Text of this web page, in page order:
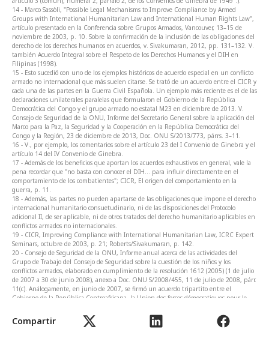
Compartir
14 - Marco Sassòli, "Possible Legal Mechanisms to Improve Compliance by Armed
Groups with International Humanitarian Law and International Human Rights Law",
artículo presentado en la Conferencia sobre Grupos Armados, Vancouver, 13–15 de
noviembre de 2003, p. 10. Sobre la confirmación de la inclusión de las obligaciones del
derecho de los derechos humanos en acuerdos, v. Sivakumaran, 2012, pp. 131–132. V.
también Acuerdo Integral sobre el Respeto de los Derechos Humanos y el DIH en
Filipinas (1998).
15 - Esto sucedió con uno de los ejemplos históricos de acuerdo especial en un conflicto
armado no internacional que más suelen citarse. Se trató de un acuerdo entre el CICR y
cada una de las partes en la Guerra Civil Española. Un ejemplo más reciente es el de las
declaraciones unilaterales paralelas que formularon el Gobierno de la República
Democrática del Congo y el grupo armado no estatal M23 en diciembre de 2013. V.
Consejo de Seguridad de la ONU, Informe del Secretario General sobre la aplicación del
Marco para la Paz, la Seguridad y la Cooperación en la República Democrática del
Congo y la Región, 23 de diciembre de 2013, Doc. ONU S/2013/773, párrs. 3–11.
16 - V., por ejemplo, los comentarios sobre el artículo 23 del I Convenio de Ginebra y el
artículo 14 del IV Convenio de Ginebra.
17 - Además de los beneficios que aportan los acuerdos exhaustivos en general, vale la
pena recordar que "no basta con conocer el DIH... para influir directamente en el
comportamiento de los combatientes"; CICR, El origen del comportamiento en la
guerra, p. 11.
18 - Además, las partes no pueden apartarse de las obligaciones que impone el derecho
internacional humanitario consuetudinario, ni de las disposiciones del Protocolo
adicional II, de ser aplicable, ni de otros tratados del derecho humanitario aplicables en
conflictos armados no internacionales.
19 - CICR, Improving Compliance with International Humanitarian Law, ICRC Expert
Seminars, octubre de 2003, p. 21; Roberts/Sivakumaran, p. 142.
20 - Consejo de Seguridad de la ONU, Informe anual acerca de las actividades del
Grupo de Trabajo del Consejo de Seguridad sobre la cuestión de los niños y los
conflictos armados, elaborado en cumplimiento de la resolución 1612 (2005) (1 de julio
de 2007 a 30 de junio 2008), anexo a Doc. ONU S/2008/455, 11 de julio de 2008, párr.
11(c). Análogamente, en junio de 2007, se firmó un acuerdo tripartito entre el
Gobierno de la República Centroafricana, la Union des forces démocratiques pour le
niños asociados con su grupo armado, y facilitar su reintegración"; v. también Asamblea
General de la ONU, Informe del secretario general sobre los niños y los conflictos